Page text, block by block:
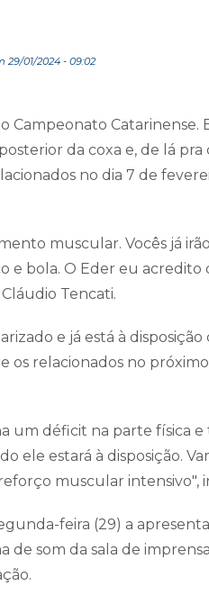
01/2024 - 09:02
Campeonato
da coxa e, de lá
no dia 7 de
muscular. Vocês já
e bola. O Eder eu
Tencati.
e já está à
os relacionados no
um déficit na parte física e
ele estará à disposição.
muscular intensivo",
feira (29) a
de som da sala de